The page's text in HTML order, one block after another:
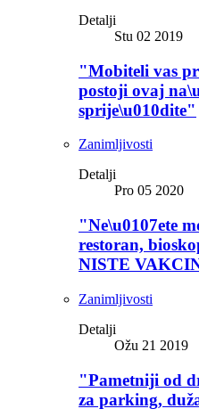
Detalji
Stu 02 2019
"Mobiteli vas
postoji ovaj
sprije\u010dite"
Zanimljivosti
Detalji
Pro 05 2020
"Ne\u0107ete
restoran,
NISTE
Zanimljivosti
Detalji
Ožu 21 2019
"Pametniji od
za parking,